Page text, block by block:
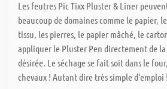
Les feutres Pic Tixx Pluster & Liner
beaucoup de domaines comme le papier,
tissu, les pierres, le papier mâché, le
appliquer le Pluster Pen directement de
désirée. Le séchage se fait soit dans le
chevaux ! Autant dire très simple d‘emploi !